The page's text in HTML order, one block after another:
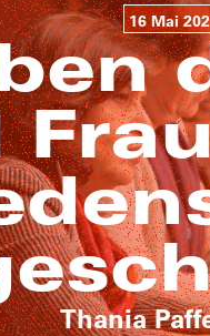
16 Mai
Thania